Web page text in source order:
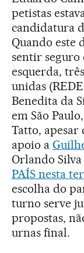
petistas
candidatura
Quando este
sentir seguro
esquerda,
unidas
Benedita da
em São
Tatto, apesar
apoio a
Orlando Silva
PAÍS nesta
escolha do
turno serve
propostas,
urnas final.